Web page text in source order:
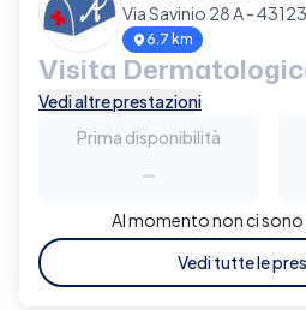
Via Savinio 28 A -
6.7 km
Visita
Vedi altre prestazioni
Prima disponibilità
-
Al momento non ci
Vedi tutte le